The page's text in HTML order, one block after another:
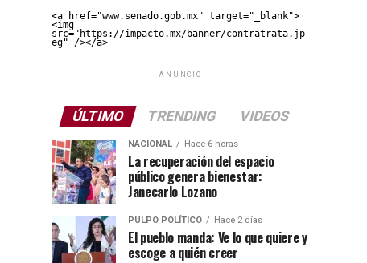
<a href="www.senado.gob.mx" target="_blank">
<img
src="https://impacto.mx/banner/contratrata.jp
eg" /></a>
ANUNCIO
ÚLTIMO TRENDING VIDEOS
NACIONAL Hace 6 horas
La recuperación del espacio
público genera bienestar:
Janecarlo Lozano
PULPO POLÍTICO Hace 2 días
El pueblo manda: Ve lo que quiere y
escoge a quién creer